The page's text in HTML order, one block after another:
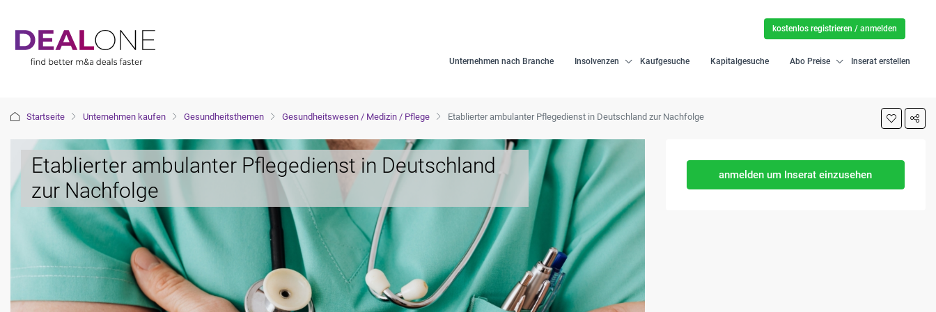
Unternehmen nach Branche Insolvenzen Kaufgesuche Kapitalgesuche Abo Preise Inserat erstellen
kostenlos registrieren / anmelden
Startseite Unternehmen kaufen Gesundheitsthemen Gesundheitswesen / Medizin / Pflege Etablierter ambulanter Pflegedienst in Deutschland zur Nachfolge
Etablierter ambulanter Pflegedienst in Deutschland
zur Nachfolge
anmelden um Inserat einzusehen